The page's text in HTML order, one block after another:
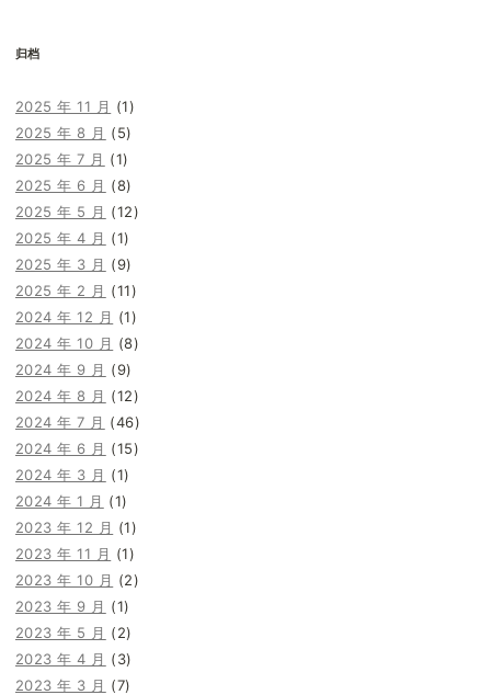
归档
2025 年 11 月 (1)
2025 年 8 月 (5)
2025 年 7 月 (1)
2025 年 6 月 (8)
2025 年 5 月 (12)
2025 年 4 月 (1)
2025 年 3 月 (9)
2025 年 2 月 (11)
2024 年 12 月 (1)
2024 年 10 月 (8)
2024 年 9 月 (9)
2024 年 8 月 (12)
2024 年 7 月 (46)
2024 年 6 月 (15)
2024 年 3 月 (1)
2024 年 1 月 (1)
2023 年 12 月 (1)
2023 年 11 月 (1)
2023 年 10 月 (2)
2023 年 9 月 (1)
2023 年 5 月 (2)
2023 年 4 月 (3)
2023 年 3 月 (7)